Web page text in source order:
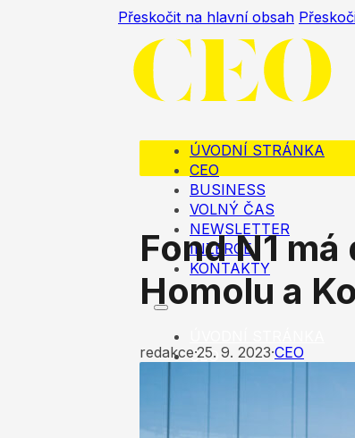
Přeskočit na hlavní obsah
ÚVODNÍ STRÁNKA
CEO
BUSINESS
VOLNÝ ČAS
NEWSLETTER
INZERCE
KONTAKTY
CEO
INZERCE
Fond N1
Homolu a
redakce·25. 9. 2023·CEO